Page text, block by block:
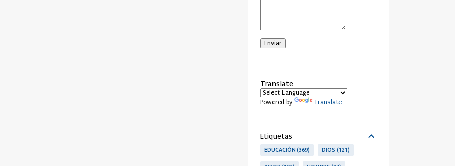
Translate
Powered by Translate
Etiquetas
EDUCACIÓN 369 DIOS 121